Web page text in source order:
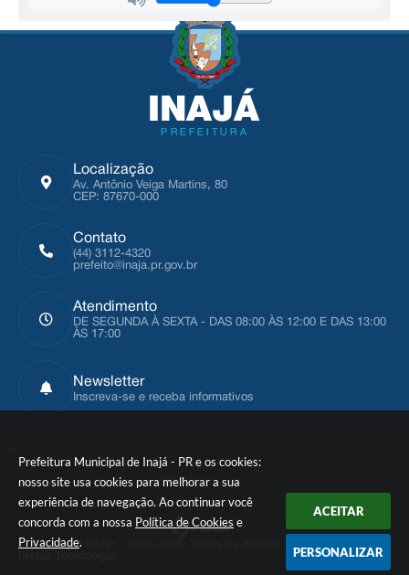
Prefeitura Municipal de Inajá - PR e os cookies:
nosso site usa cookies para melhorar a sua
experiência de navegação. Ao continuar você
concorda com a nossa Política de Cookies e
Privacidade.
ACEITAR
PERSONALIZAR
Localização
Av. Antônio Veiga Martins, 80
CEP: 87670-000
Contato
(44) 3112-4320
prefeito@inaja.pr.gov.br
Atendimento
DE SEGUNDA À SEXTA - DAS 08:00 ÀS 12:00 E DAS 13:00
ÀS 17:00
Newsletter
Inscreva-se e receba informativos
Dados Abertos
© Copyright Instar - 2006-2026. Todos os direitos reservados -